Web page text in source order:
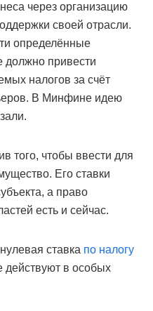
через организацию
своей отрасли.
определённые
должно привести
налогов за счёт
В Минфине идею
того, чтобы ввести для
Его ставки
а право
есть и сейчас.
ставка по налогу
действуют в особых